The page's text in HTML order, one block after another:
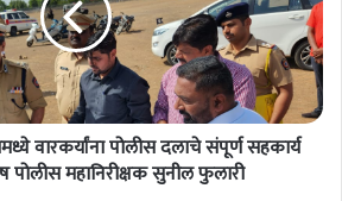
वारकर्यांना पोलीस दलाचे संपूर्ण सहकार्य
पोलीस महानिरीक्षक सुनील फुलारी